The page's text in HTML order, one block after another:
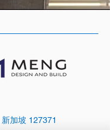
加坡 127371